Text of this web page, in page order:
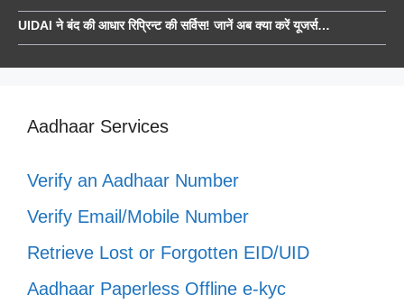
UIDAI ने बंद की आधार रिप्रिन्ट की सर्विस! जानें अब क्या करें यूजर्स…
Aadhaar Services
Verify an Aadhaar Number
Verify Email/Mobile Number
Retrieve Lost or Forgotten EID/UID
Aadhaar Paperless Offline e-kyc